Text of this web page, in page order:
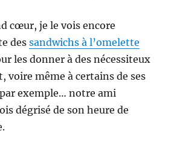
cœur, je le vois encore
dessandwichs à l’omelette
les donner à des nécessiteux
voire même à certains de ses
exemple… notre ami
dégrisé de son heure de